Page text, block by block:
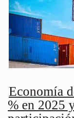
Economía
% en 2025